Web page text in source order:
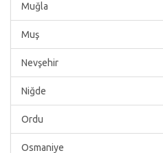
Muğla
Muş
Nevşehir
Niğde
Ordu
Osmaniye